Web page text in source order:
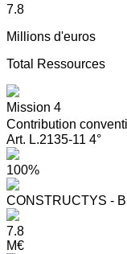
7.8
Millions d'euros
Total Ressources
Mission 4
Contribution
Art. L.2135-11 4°
100%
CONSTRUCTYS -
7.8
M€